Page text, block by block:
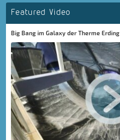
Featured Video
Big Bang im Galaxy der Therme Erding